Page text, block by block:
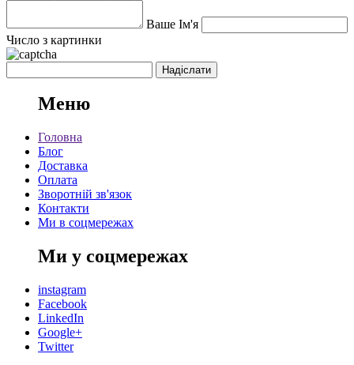
Ваше Ім'я
Число з картинки
Меню
Головна
Блог
Доставка
Оплата
Зворотній зв'язок
Контакти
Ми в соцмережах
Ми у соцмережах
instagram
Facebook
LinkedIn
Google+
Twitter